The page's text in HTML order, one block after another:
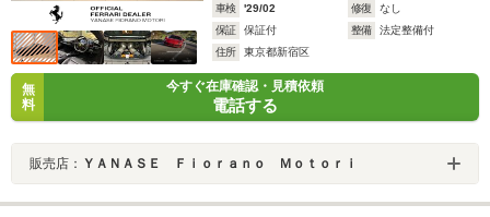
車検
'29/02 修復
なし
保証
保証付 整備
法定整備付
住所
東京都新宿区
無
料
今すぐ在庫確認・見積依頼
電話する
販売店： ＹＡＮＡＳＥ Ｆｉｏｒａｎｏ Ｍｏｔｏｒｉ